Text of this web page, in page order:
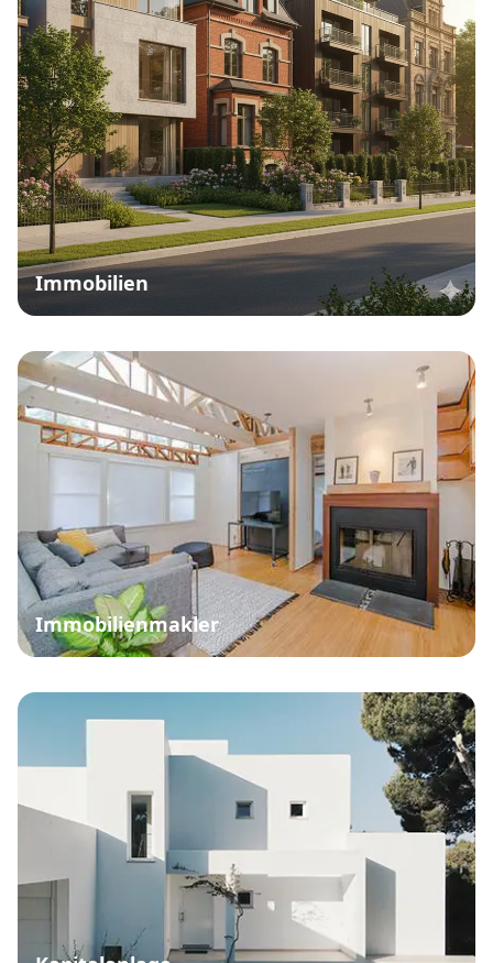
Immobilien
Immobilienmakler